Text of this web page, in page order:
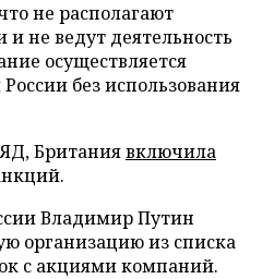
не располагают
не ведут деятельность
осуществляется
без использования
Британиявключила
Владимир Путин
организацию из списка
с акциями компаний.